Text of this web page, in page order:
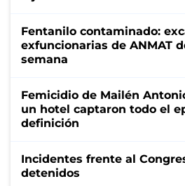
Fentanilo contaminado:
exfuncionarias de ANMAT
semana
Femicidio de Mailén
un hotel captaron todo el
definición
Incidentes frente al
detenidos